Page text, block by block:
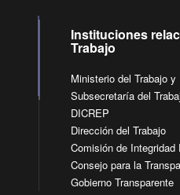
Instituciones
Trabajo
Ministerio del Trabajo
Subsecretaría del
DICREP
Dirección del Trabajo
Comisión de
Consejo para la
Gobierno Transparente